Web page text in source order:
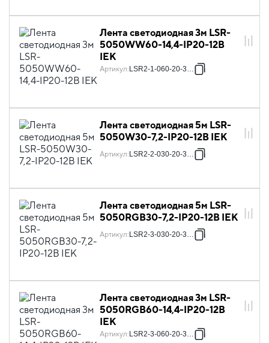
Лента светодиодная 3м LSR-
5050WW60-14,4-IP20-12В
IEK
Артикул: LSR2-1-060-20-3-03
Лента светодиодная 5м LSR-
5050W30-7,2-IP20-12В IEK
Артикул: LSR2-2-030-20-3-05
Лента светодиодная 5м LSR-
5050RGB30-7,2-IP20-12В IEK
Артикул: LSR2-3-030-20-3-05
Лента светодиодная 3м LSR-
5050RGB60-14,4-IP20-12В
IEK
Артикул: LSR2-3-060-20-3-03